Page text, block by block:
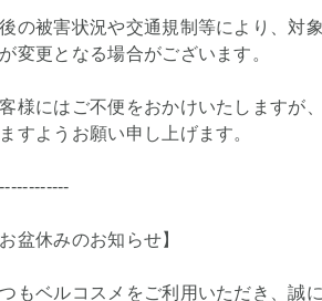
の被害状況や交通規制等により、対
変更となる場合がございます。
様にはご不便をおかけいたしますが
すようお願い申し上げます。
お盆休みのお知らせ】
もベルコスメをご利用いただき、誠